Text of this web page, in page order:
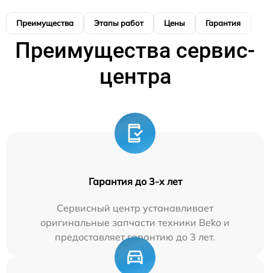
Преимущества Этапы работ Цены Гарантия
Преимущества сервис-
центра
Гарантия до 3-х лет
Сервисный центр устанавливает
оригинальные запчасти техники Beko и
предоставляет гарантию до 3 лет.